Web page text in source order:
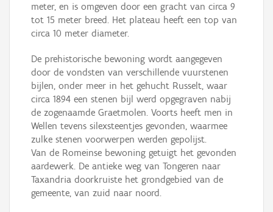
meter, en is omgeven door een gracht van circa 9
tot 15 meter breed. Het plateau heeft een top van
circa 10 meter diameter.
De prehistorische bewoning wordt aangegeven
door de vondsten van verschillende vuurstenen
bijlen, onder meer in het gehucht Russelt, waar
circa 1894 een stenen bijl werd opgegraven nabij
de zogenaamde Graetmolen. Voorts heeft men in
Wellen tevens silexsteentjes gevonden, waarmee
zulke stenen voorwerpen werden gepolijst.
Van de Romeinse bewoning getuigt het gevonden
aardewerk. De antieke weg van Tongeren naar
Taxandria doorkruiste het grondgebied van de
gemeente, van zuid naar noord.